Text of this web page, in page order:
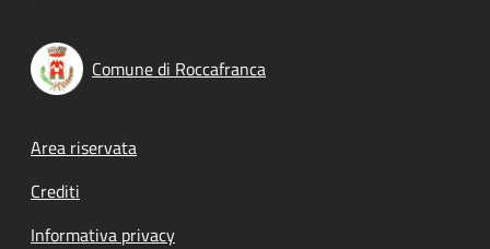
Comune di Roccafranca
Footer menu
Area riservata
Crediti
Informativa privacy